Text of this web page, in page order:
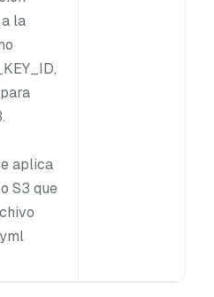
la
aplica
S3 que